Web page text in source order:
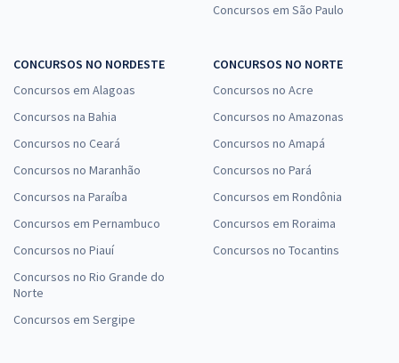
Concursos em São Paulo
CONCURSOS NO NORDESTE
Concursos em Alagoas
Concursos na Bahia
Concursos no Ceará
Concursos no Maranhão
Concursos na Paraíba
Concursos em Pernambuco
Concursos no Piauí
Concursos no Rio Grande do
Norte
Concursos em Sergipe
CONCURSOS NO NORTE
Concursos no Acre
Concursos no Amazonas
Concursos no Amapá
Concursos no Pará
Concursos em Rondônia
Concursos em Roraima
Concursos no Tocantins